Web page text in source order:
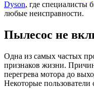
Dyson, где специалисты
любые неисправности.
Пылесос не
Одна из самых частых
признаков жизни.
перегрева мотора до
Некоторые пользователи